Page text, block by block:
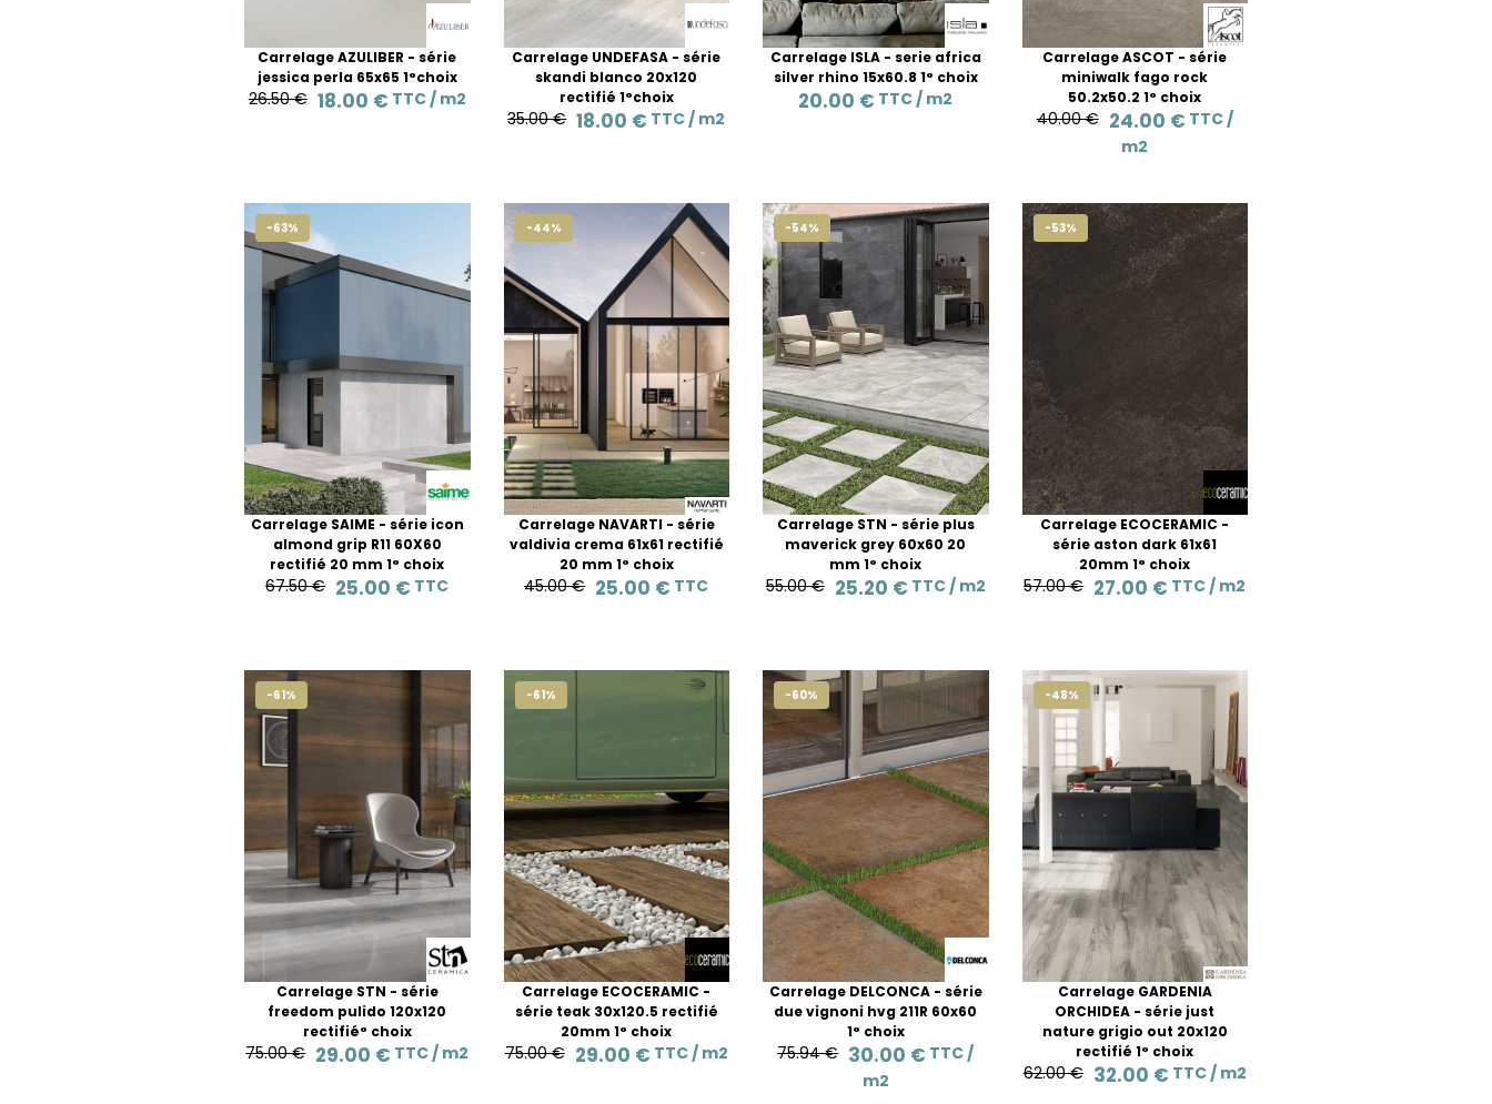
Carrelage AZULIBER - série
jessica perla 65x65 1°choix
26.50 € 18.00 € TTC / m2
Carrelage UNDEFASA - série
skandi blanco 20x120
rectifié 1°choix
35.00 € 18.00 € TTC / m2
Carrelage ISLA - serie africa
silver rhino 15x60.8 1° choix
20.00 € TTC / m2
Carrelage ASCOT - série
miniwalk fago rock
50.2x50.2 1° choix
40.00 € 24.00 € TTC /
m2
-63%
Carrelage SAIME - série icon
almond grip R11 60X60
rectifié 20 mm 1° choix
67.50 € 25.00 € TTC
-44%
Carrelage NAVARTI - série
valdivia crema 61x61 rectifié
20 mm 1° choix
45.00 € 25.00 € TTC
-54%
Carrelage STN - série plus
maverick grey 60x60 20
mm 1° choix
55.00 € 25.20 € TTC / m2
-53%
Carrelage ECOCERAMIC -
série aston dark 61x61
20mm 1° choix
57.00 € 27.00 € TTC / m2
-61%
Carrelage STN - série
freedom pulido 120x120
rectifié° choix
75.00 € 29.00 € TTC / m2
-61%
Carrelage ECOCERAMIC -
série teak 30x120.5 rectifié
20mm 1° choix
75.00 € 29.00 € TTC / m2
-60%
Carrelage DELCONCA - série
due vignoni hvg 211R 60x60
1° choix
75.94 € 30.00 € TTC /
m2
-48%
Carrelage GARDENIA
ORCHIDEA - série just
nature grigio out 20x120
rectifié 1° choix
62.00 € 32.00 € TTC / m2